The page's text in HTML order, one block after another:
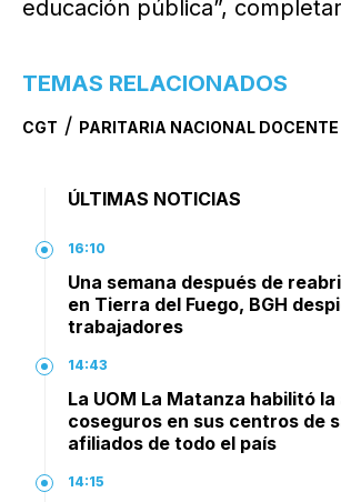
educación pública”,
TEMAS RELACIONADOS
CGT / PARITARIA NACIONAL DOCENTE
ÚLTIMAS NOTICIAS
16:10
Una semana después de
en Tierra del Fuego, BGH
trabajadores
14:43
La UOM La Matanza habilitó
coseguros en sus centros de
afiliados de todo el país
14:15